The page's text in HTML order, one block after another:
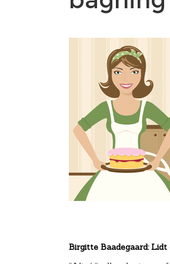
Birgitte Baadegaard: